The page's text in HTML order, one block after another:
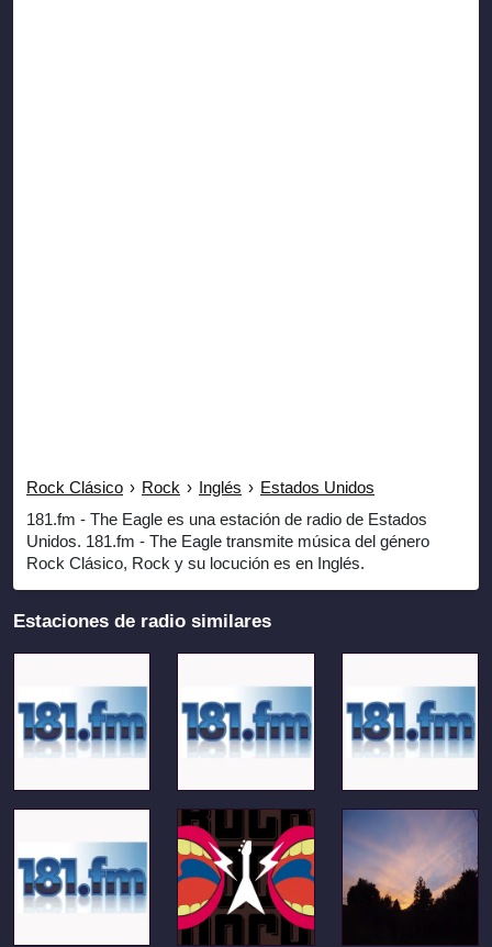
Rock Clásico › Rock › Inglés › Estados Unidos
181.fm - The Eagle es una estación de radio de Estados
Unidos. 181.fm - The Eagle transmite música del género
Rock Clásico, Rock y su locución es en Inglés.
Estaciones de radio similares